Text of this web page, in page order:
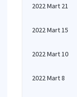
2022 Mart 21
2022 Mart 15
2022 Mart 10
2022 Mart 8